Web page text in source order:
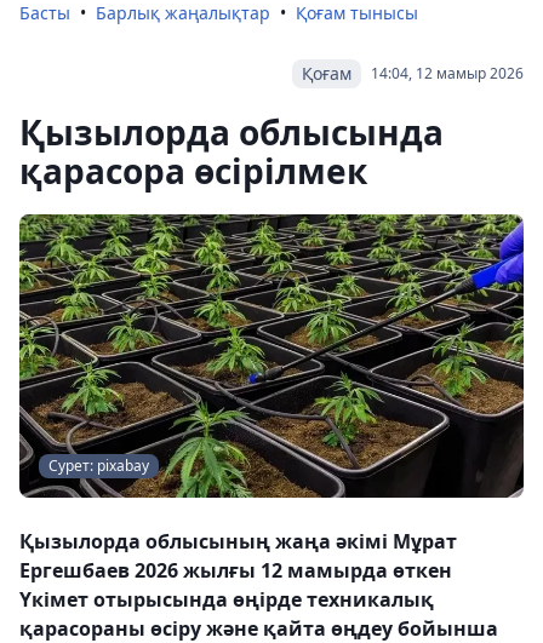
Басты Барлық жаңалықтар Қоғам тынысы
14:04, 12 мамыр 2026
Қоғам
Қызылорда облысында
қарасора өсірілмек
Сурет: pixabay
Қызылорда облысының жаңа әкімі Мұрат
Ергешбаев 2026 жылғы 12 мамырда өткен
Үкімет отырысында өңірде техникалық
қарасораны өсіру және қайта өңдеу бойынша